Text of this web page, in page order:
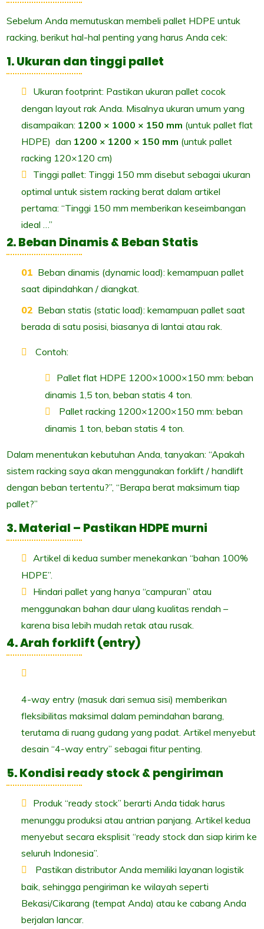
Sebelum Anda memutuskan membeli pallet HDPE untuk
racking, berikut hal-hal penting yang harus Anda cek:
1. Ukuran dan tinggi pallet
Ukuran footprint: Pastikan ukuran pallet cocok
dengan layout rak Anda. Misalnya ukuran umum yang
disampaikan: 1200 × 1000 × 150 mm (untuk pallet flat
HDPE) dan 1200 × 1200 × 150 mm (untuk pallet
racking 120×120 cm)
Tinggi pallet: Tinggi 150 mm disebut sebagai ukuran
optimal untuk sistem racking berat dalam artikel
pertama: “Tinggi 150 mm memberikan keseimbangan
ideal …”
2. Beban Dinamis & Beban Statis
Beban dinamis (dynamic load): kemampuan pallet
saat dipindahkan / diangkat.
Beban statis (static load): kemampuan pallet saat
berada di satu posisi, biasanya di lantai atau rak.
Contoh:
Pallet flat HDPE 1200×1000×150 mm: beban
dinamis 1,5 ton, beban statis 4 ton.
Pallet racking 1200×1200×150 mm: beban
dinamis 1 ton, beban statis 4 ton.
Dalam menentukan kebutuhan Anda, tanyakan: “Apakah
sistem racking saya akan menggunakan forklift / handlift
dengan beban tertentu?”, “Berapa berat maksimum tiap
pallet?”
3. Material – Pastikan HDPE murni
Artikel di kedua sumber menekankan “bahan 100%
HDPE”.
Hindari pallet yang hanya “campuran” atau
menggunakan bahan daur ulang kualitas rendah –
karena bisa lebih mudah retak atau rusak.
4. Arah forklift (entry)
4-way entry (masuk dari semua sisi) memberikan
fleksibilitas maksimal dalam pemindahan barang,
terutama di ruang gudang yang padat. Artikel menyebut
desain “4-way entry” sebagai fitur penting.
5. Kondisi ready stock & pengiriman
Produk “ready stock” berarti Anda tidak harus
menunggu produksi atau antrian panjang. Artikel kedua
menyebut secara eksplisit “ready stock dan siap kirim ke
seluruh Indonesia”.
Pastikan distributor Anda memiliki layanan logistik
baik, sehingga pengiriman ke wilayah seperti
Bekasi/Cikarang (tempat Anda) atau ke cabang Anda
berjalan lancar.